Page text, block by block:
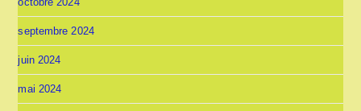
septembre 2024
juin 2024
mai 2024